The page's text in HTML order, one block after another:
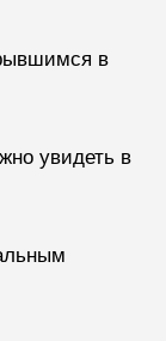
в
увидеть в